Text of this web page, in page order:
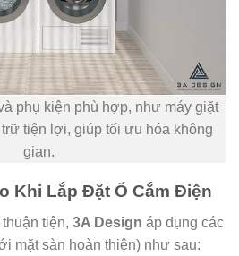
phụ kiện phù hợp, như máy giặt
tiện lợi, giúp tối ưu hóa không
gian.
Khi Lắp Đặt Ổ Cắm Điện
tiện, 3A Design áp dụng các
mặt sàn hoàn thiện) như sau: